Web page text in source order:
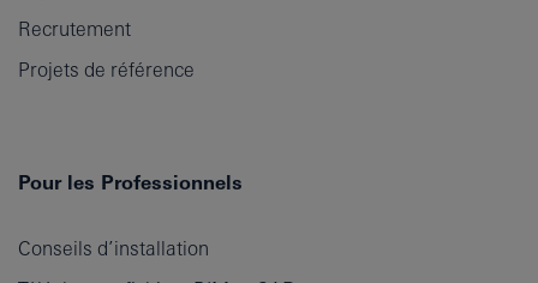
Recrutement
Projets de référence
Pour les Professionnels
Conseils d’installation